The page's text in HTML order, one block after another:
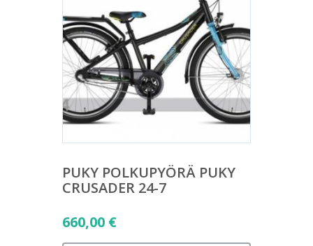
PUKY POLKUPYÖRÄ PUKY
CRUSADER 24-7
660,00 €